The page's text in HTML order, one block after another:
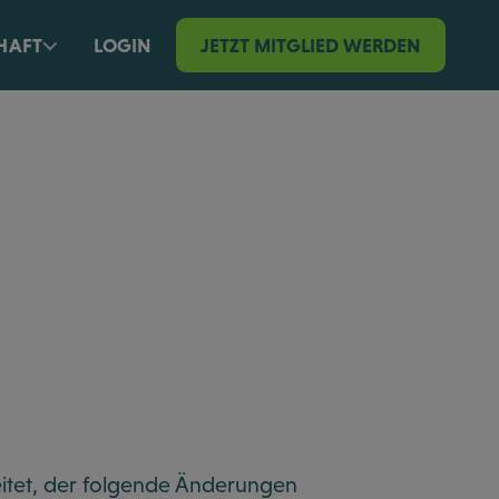
LOGIN JETZT MITGLIED WERDEN
der folgende Änderungen